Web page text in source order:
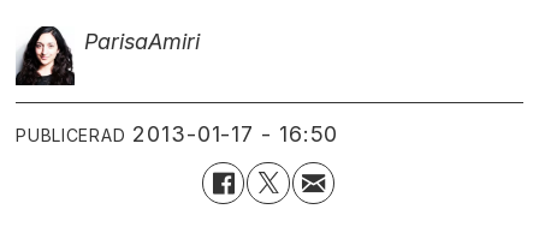
ParisaAmiri
PUBLICERAD 2013-01-17 - 16:50